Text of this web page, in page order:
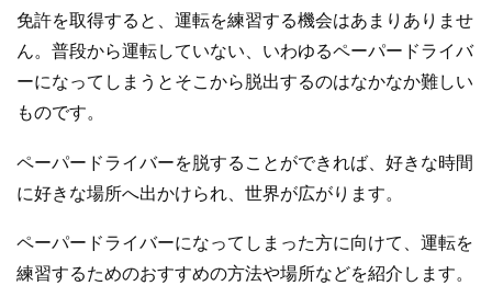
免許を取得すると、運転を練習する機会はあまりありませ
ん。普段から運転していない、いわゆるペーパードライバ
ーになってしまうとそこから脱出するのはなかなか難しい
ものです。
ペーパードライバーを脱することができれば、好きな時間
に好きな場所へ出かけられ、世界が広がります。
ペーパードライバーになってしまった方に向けて、運転を
練習するためのおすすめの方法や場所などを紹介します。